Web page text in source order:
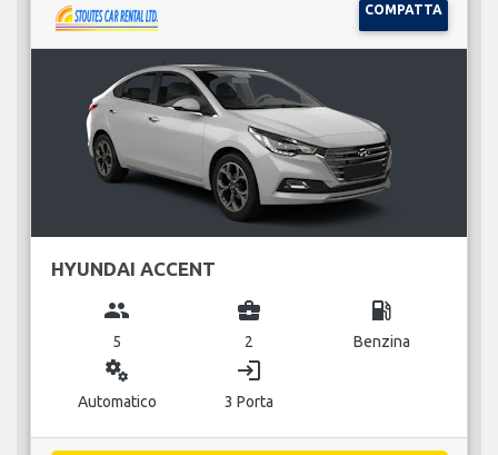
COMPATTA
HYUNDAI ACCENT
group
5
business_center
2
local_gas_station
Benzina
miscellaneous_services
Automatico
login
3 Porta